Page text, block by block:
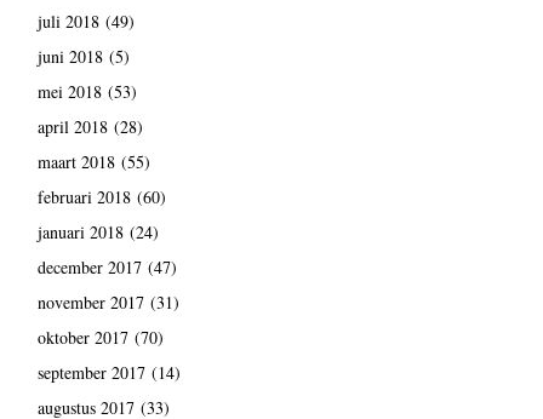
juli 2018(49)
juni 2018(5)
mei 2018(53)
april 2018(28)
maart 2018(55)
februari 2018(60)
januari 2018(24)
december 2017(47)
november 2017(31)
oktober 2017(70)
september 2017(14)
augustus 2017(33)